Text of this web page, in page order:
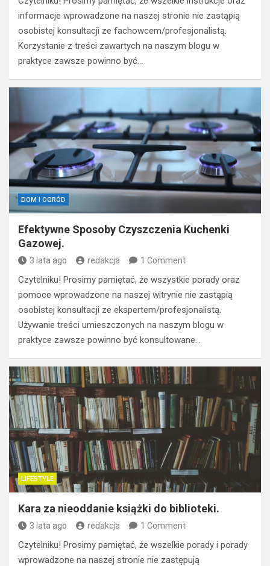
informacje wprowadzone na naszej stronie nie zastąpią
osobistej konsultacji ze fachowcem/profesjonalistą.
Korzystanie z treści zawartych na naszym blogu w
praktyce zawsze powinno być…
DOM I OGRÓD
Efektywne Sposoby Czyszczenia Kuchenki
Gazowej.
3 lata ago redakcja 1 Comment
Czytelniku! Prosimy pamiętać, że wszystkie porady oraz
pomoce wprowadzone na naszej witrynie nie zastąpią
osobistej konsultacji ze ekspertem/profesjonalistą.
Używanie treści umieszczonych na naszym blogu w
praktyce zawsze powinno być konsultowane…
LIFESTYLE
Kara za nieoddanie książki do biblioteki.
3 lata ago redakcja 1 Comment
Czytelniku! Prosimy pamiętać, że wszelkie porady i porady
wprowadzone na naszej stronie nie zastępują